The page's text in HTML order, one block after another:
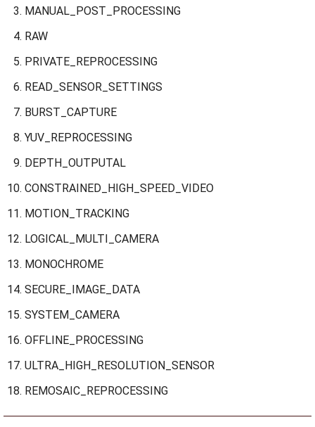
MANUAL_POST_PROCESSING
RAW
PRIVATE_REPROCESSING
READ_SENSOR_SETTINGS
BURST_CAPTURE
YUV_REPROCESSING
DEPTH_OUTPUTAL
CONSTRAINED_HIGH_SPEED_VIDEO
MOTION_TRACKING
LOGICAL_MULTI_CAMERA
MONOCHROME
SECURE_IMAGE_DATA
SYSTEM_CAMERA
OFFLINE_PROCESSING
ULTRA_HIGH_RESOLUTION_SENSOR
REMOSAIC_REPROCESSING